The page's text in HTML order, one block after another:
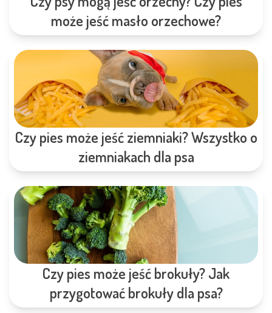
może jeść masło orzechowe?
Czy pies może jeść ziemniaki? Wszystko o
ziemniakach dla psa
Czy pies może jeść brokuły? Jak
przygotować brokuły dla psa?